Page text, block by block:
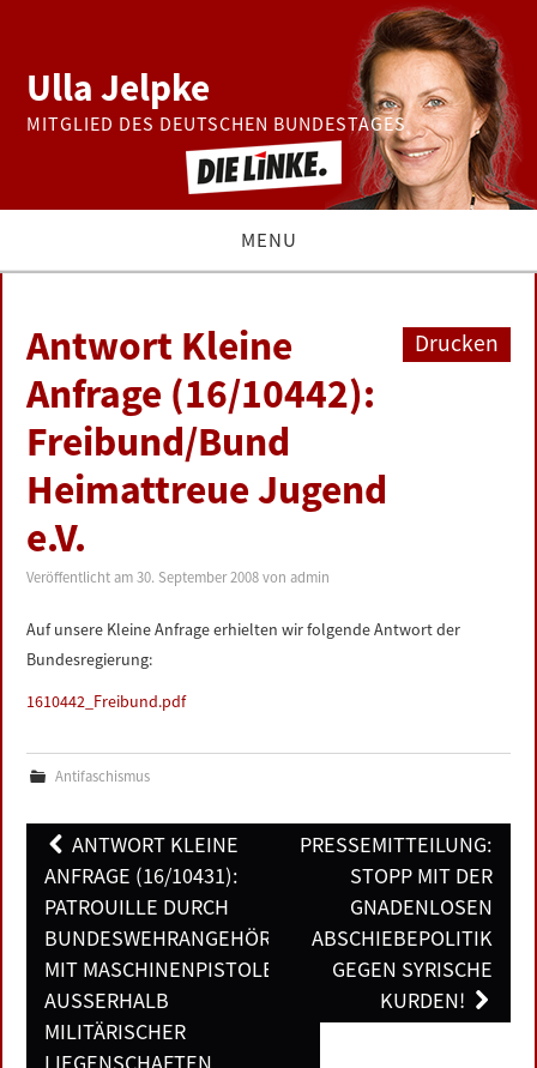
Ulla Jelpke
MITGLIED DES DEUTSCHEN BUNDESTAGES
MENU
BUNDESTAG
PRESSE
ZUR PERSON
LINKS
DATENSCHUTZERKLÄRUNG
Drucken
Antwort Kleine
Anfrage (16/10442):
Freibund/Bund
Heimattreue Jugend
e.V.
Veröffentlicht am30. September 2008 vonadmin
Auf unsere Kleine Anfrage erhielten wir folgende Antwort der
Bundesregierung:
1610442_Freibund.pdf
Antifaschismus
Post
navigation
ANTWORT KLEINE
ANFRAGE (16/10431):
PATROUILLE DURCH
BUNDESWEHRANGEHÖRIGE
MIT MASCHINENPISTOLEN
AUSSERHALB M
ILITÄRISCHER L
PRESSEMITTEILUNG:
STOPP MIT DER
GNADENLOSEN
ABSCHIEBEPOLITIK
GEGEN SYRISCHE
KURDEN!